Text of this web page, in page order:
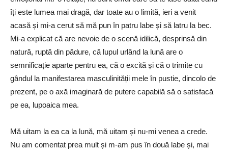
îți este lumea mai dragă, dar toate au o limită, ieri a venit
acasă și mi-a cerut să mă pun în patru labe și să latru la bec.
Mi-a explicat că are nevoie de o scenă idilică, desprinsă din
natură, ruptă din pădure, că lupul urlând la lună are o
semnificație aparte pentru ea, că o excită și că o trimite cu
gândul la manifestarea masculinității mele în pustie, dincolo de
prezent, pe o axă imaginară de putere capabilă să o satisfacă
pe ea, lupoaica mea.
Mă uitam la ea ca la lună, mă uitam și nu-mi venea a crede.
Nu am comentat prea mult și m-am pus în două labe și, mai